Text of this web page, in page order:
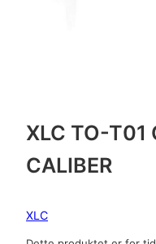
XLC TO-T01
CALIBER
XLC